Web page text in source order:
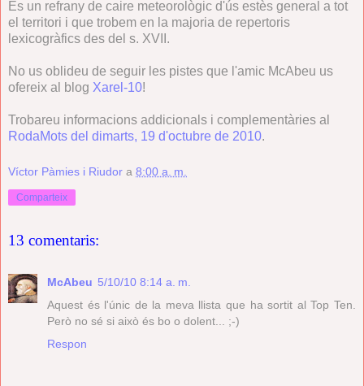
És un refrany de caire meteorològic d'ús estès general a tot
el territori i que trobem en la majoria de repertoris
lexicogràfics des del s. XVII.
No us oblideu de seguir les pistes que l'amic McAbeu us
ofereix al blog Xarel-10!
Trobareu informacions addicionals i complementàries al
RodaMots del dimarts, 19 d'octubre de 2010.
Víctor Pàmies i Riudor a 8:00 a. m.
Comparteix
13 comentaris:
McAbeu 5/10/10 8:14 a. m.
Aquest és l'únic de la meva llista que ha sortit al Top Ten.
Però no sé si això és bo o dolent... ;-)
Respon